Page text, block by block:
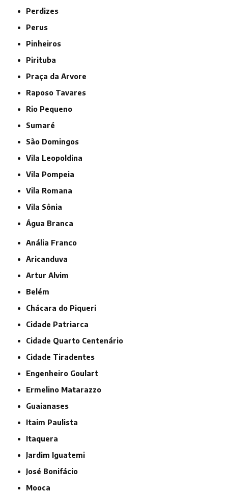
Perdizes
Perus
Pinheiros
Pirituba
Praça da Arvore
Raposo Tavares
Rio Pequeno
Sumaré
São Domingos
Vila Leopoldina
Vila Pompeia
Vila Romana
Vila Sônia
Água Branca
Anália Franco
Aricanduva
Artur Alvim
Belém
Chácara do Piqueri
Cidade Patriarca
Cidade Quarto Centenário
Cidade Tiradentes
Engenheiro Goulart
Ermelino Matarazzo
Guaianases
Itaim Paulista
Itaquera
Jardim Iguatemi
José Bonifácio
Mooca